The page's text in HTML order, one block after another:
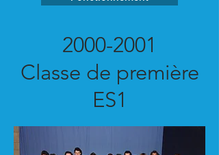
2000-2001
Classe de première
ES1